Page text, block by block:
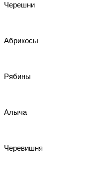
Черешни
Абрикосы
Рябины
Алыча
Черевишня